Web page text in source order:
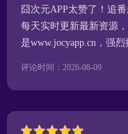
囧次元APP太赞了！追
每天实时更新最新资源
是www.jocyapp.cn，强
评论时间：2026-08-09